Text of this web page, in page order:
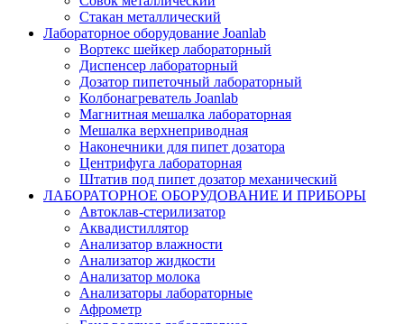
Стакан металлический
Лабораторное оборудование Joanlab
Вортекс шейкер лабораторный
Диспенсер лабораторный
Дозатор пипеточный лабораторный
Колбонагреватель Joanlab
Магнитная мешалка лабораторная
Мешалка верхнеприводная
Наконечники для пипет дозатора
Центрифуга лабораторная
Штатив под пипет дозатор механический
ЛАБОРАТОРНОЕ ОБОРУДОВАНИЕ И ПРИБОРЫ
Автоклав-стерилизатор
Аквадистиллятор
Анализатор влажности
Анализатор жидкости
Анализатор молока
Анализаторы лабораторные
Афрометр